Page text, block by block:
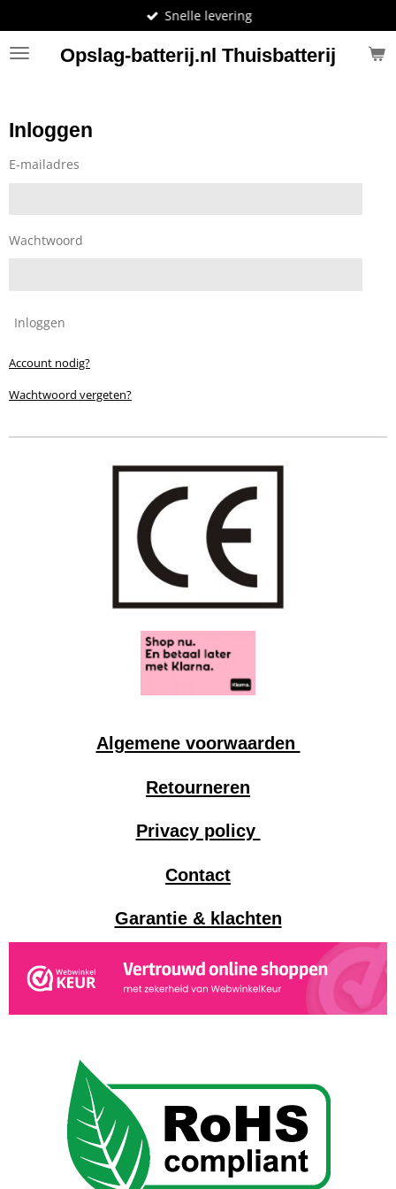
direct
naar
Opslag-batterij.nl Thuisbatterij
Snelle levering
Inloggen
E-mailadres
Wachtwoord
Inloggen
Account nodig?
Wachtwoord vergeten?
Algemene voorwaarden
Retourneren
Privacy policy
Contact
Garantie & klachten